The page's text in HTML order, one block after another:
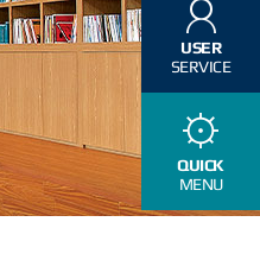
USER
SERVICE
QUICK
MENU